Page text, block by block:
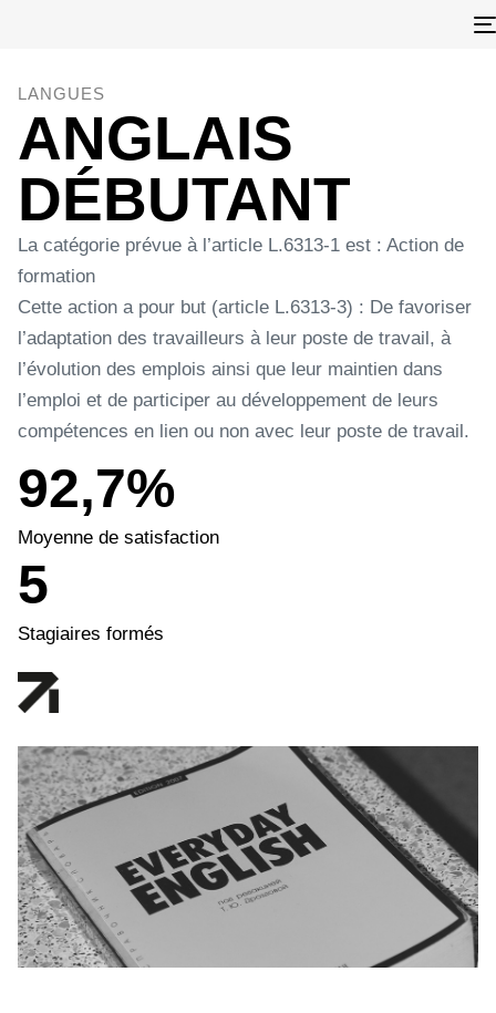
LANGUES
ANGLAIS
DÉBUTANT
La catégorie prévue à l’article L.6313-1 est : Action de
formation
Cette action a pour but (article L.6313-3) : De favoriser
l’adaptation des travailleurs à leur poste de travail, à
l’évolution des emplois ainsi que leur maintien dans
l’emploi et de participer au développement de leurs
compétences en lien ou non avec leur poste de travail.
92,7%
Moyenne de satisfaction
5
Stagiaires formés